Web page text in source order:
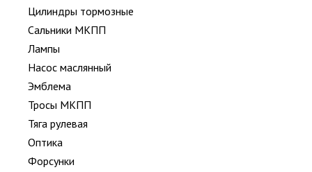
Цилиндры тормозные
Сальники МКПП
Лампы
Насос маслянный
Эмблема
Тросы МКПП
Тяга рулевая
Оптика
Форсунки